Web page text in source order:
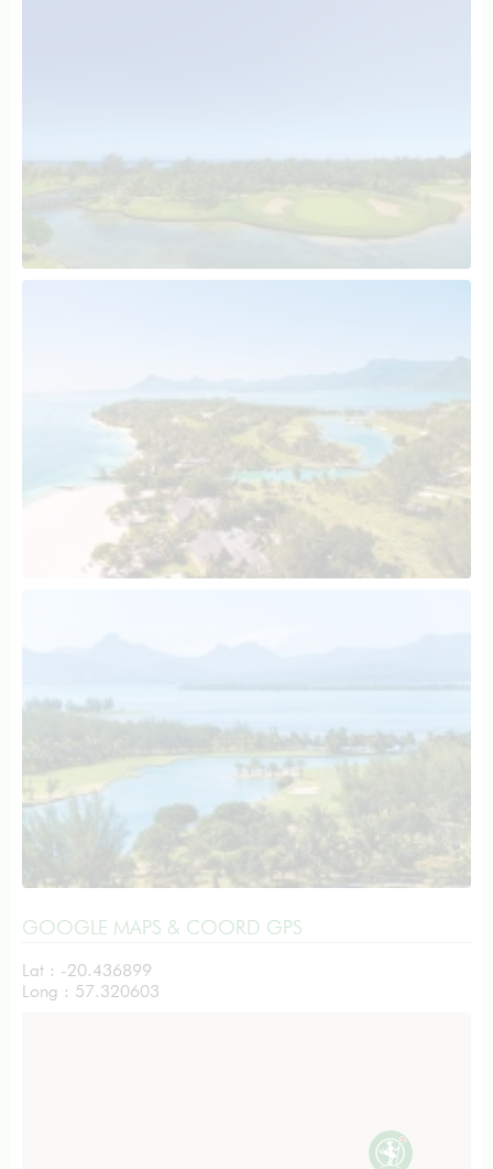
GOOGLE MAPS & COORD GPS
Lat : -20.436899
Long : 57.320603